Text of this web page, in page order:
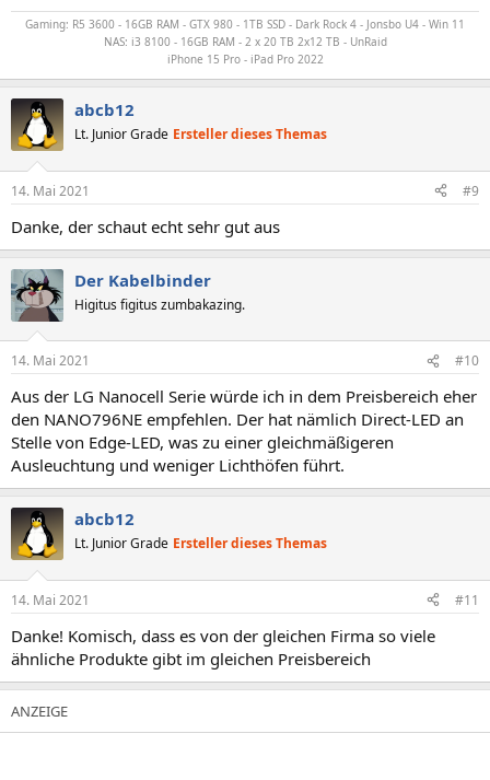
Gaming: R5 3600 - 16GB RAM - GTX 980 - 1TB SSD - Dark Rock 4 - Jonsbo U4 - Win 11
NAS: i3 8100 - 16GB RAM - 2 x 20 TB 2x12 TB - UnRaid
iPhone 15 Pro - iPad Pro 2022
abcb12
Lt. Junior Grade Ersteller dieses Themas
14. Mai 2021 #9
Danke, der schaut echt sehr gut aus
Der Kabelbinder
Higitus figitus zumbakazing.
14. Mai 2021 #10
Aus der LG Nanocell Serie würde ich in dem Preisbereich eher
den NANO796NE empfehlen. Der hat nämlich Direct-LED an
Stelle von Edge-LED, was zu einer gleichmäßigeren
Ausleuchtung und weniger Lichthöfen führt.
abcb12
Lt. Junior Grade Ersteller dieses Themas
14. Mai 2021 #11
Danke! Komisch, dass es von der gleichen Firma so viele
ähnliche Produkte gibt im gleichen Preisbereich